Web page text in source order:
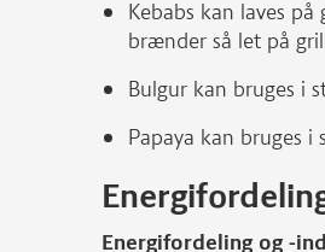
Kebabs kan laves
brænder så let på
Bulgur kan bruges i
Papaya kan bruges i
Energifordeling og -